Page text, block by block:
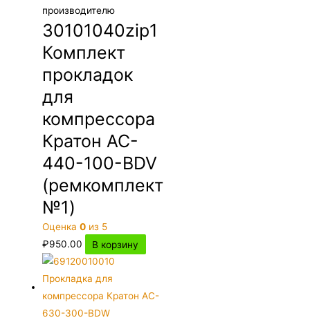
производителю
30101040zip1
Комплект
прокладок
для
компрессора
Кратон AC-
440-100-BDV
(ремкомплект
№1)
Оценка0 из 5
₽950.00 В корзину